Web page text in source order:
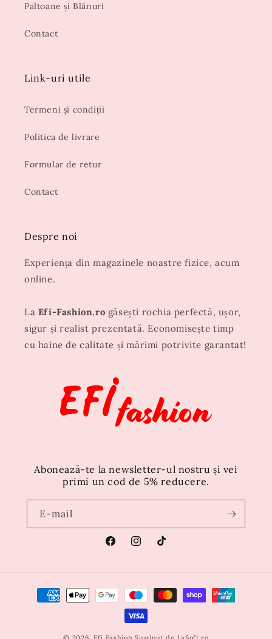
Paltoane și Blănuri
Contact
Link-uri utile
Termeni și condiții
Politica de livrare
Formular de retur
Contact
Despre noi
Experiența din magazinele noastre fizice, acum
online.
La Efi-Fashion.ro găsești rochia perfectă, ușor,
sigur și realist prezentată. Economisește timp
cu haine de calitate și mărimi potrivite garantat!
Abonează-te la newsletter-ul nostru și vei
primi un cod de 5% reducere.
E-mail
FacebookInstagramTikTok
Metode